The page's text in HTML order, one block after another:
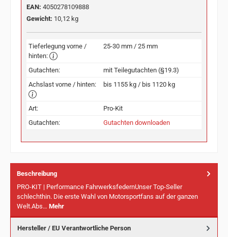
EAN: 4050278109888
Gewicht: 10,12 kg
Tieferlegung vorne /
hinten:
25-30 mm / 25 mm
Gutachten:
mit Teilegutachten (§19.3)
Achslast vorne / hinten:
bis 1155 kg / bis 1120 kg
Art:
Pro-Kit
Gutachten:
Gutachten downloaden
Beschreibung
PRO-KIT | Performance FahrwerksfedernUnser Top-Seller
schlechthin. Die erste Wahl von Motorsportfans auf der ganzen
Welt.Abs… Mehr
Hersteller / EU Verantwortliche Person